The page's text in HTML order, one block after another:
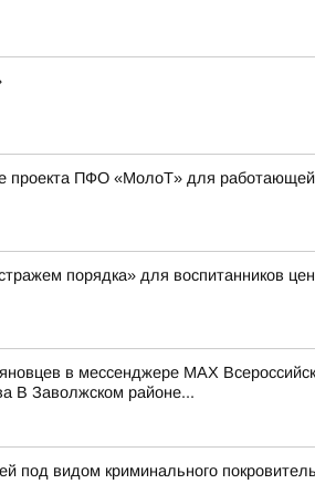
проекта ПФО «МолоТ» для
порядка» для воспитанников
в мессенджере MAX
В Заволжском районе...
под видом криминального